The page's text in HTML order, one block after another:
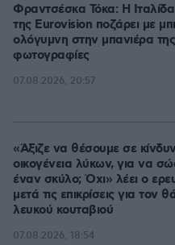
Φραντσέσκα Τόκα: Η
της Eurovision ποζάρει με
ολόγυμνη στην μπανιέρα
φωτογραφίες
07.08.2026, 20:57
«Άξιζε να θέσουμε σε
οικογένεια λύκων, για να
έναν σκύλο; Όχι» λέει ο
μετά τις επικρίσεις για τον
λευκού κουταβιού
07.08.2026, 18:54